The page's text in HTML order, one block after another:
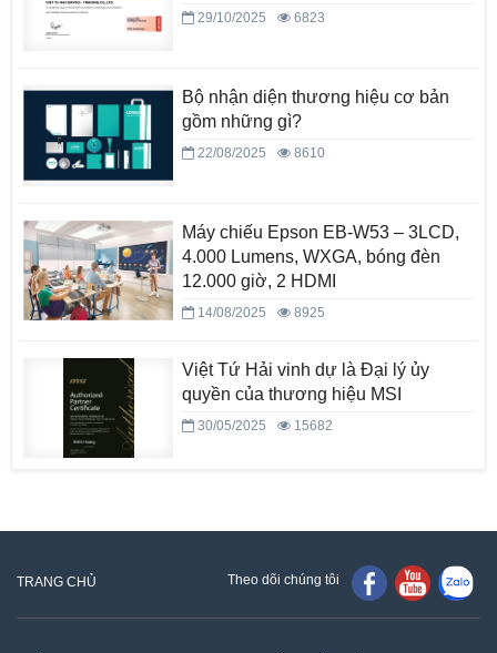
29/10/2025 6823
Bộ nhận diện thương hiệu cơ bản
gồm những gì?
22/08/2025 8610
Máy chiếu Epson EB-W53 – 3LCD,
4.000 Lumens, WXGA, bóng đèn
12.000 giờ, 2 HDMI
14/08/2025 8925
Việt Tứ Hải vinh dự là Đại lý ủy
quyền của thương hiệu MSI
30/05/2025 15682
TRANG CHỦ Theo dõi chúng tôi